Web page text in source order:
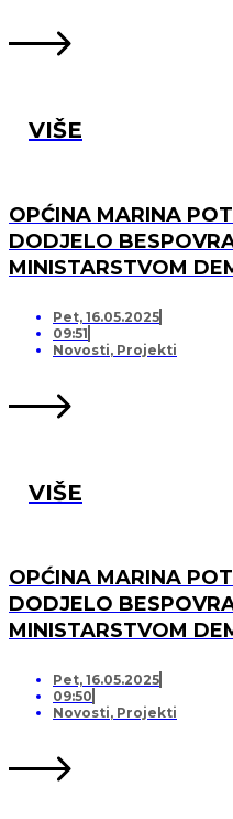
VIŠE
OPĆINA MARINA
DODJELO
MINISTARSTVOM
OPREMANJA
SVINCIMA
Pet, 16.05.2025
09:51
Novosti, Projekti
VIŠE
OPĆINA MARINA
DODJELO
MINISTARSTVOM
OPREMANJA
MARINA, PO
Pet, 16.05.2025
09:50
Novosti, Projekti